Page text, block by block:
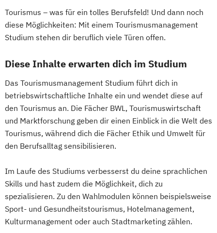
Tourismus – was für ein tolles Berufsfeld! Und dann noch
diese Möglichkeiten: Mit einem Tourismusmanagement
Studium stehen dir beruflich viele Türen offen.
Diese Inhalte erwarten dich im Studium
Das Tourismusmanagement Studium führt dich in
betriebswirtschaftliche Inhalte ein und wendet diese auf
den Tourismus an. Die Fächer BWL, Tourismuswirtschaft
und Marktforschung geben dir einen Einblick in die Welt des
Tourismus, während dich die Fächer Ethik und Umwelt für
den Berufsalltag sensibilisieren.
Im Laufe des Studiums verbesserst du deine sprachlichen
Skills und hast zudem die Möglichkeit, dich zu
spezialisieren. Zu den Wahlmodulen können beispielsweise
Sport- und Gesundheitstourismus, Hotelmanagement,
Kulturmanagement oder auch Stadtmarketing zählen.